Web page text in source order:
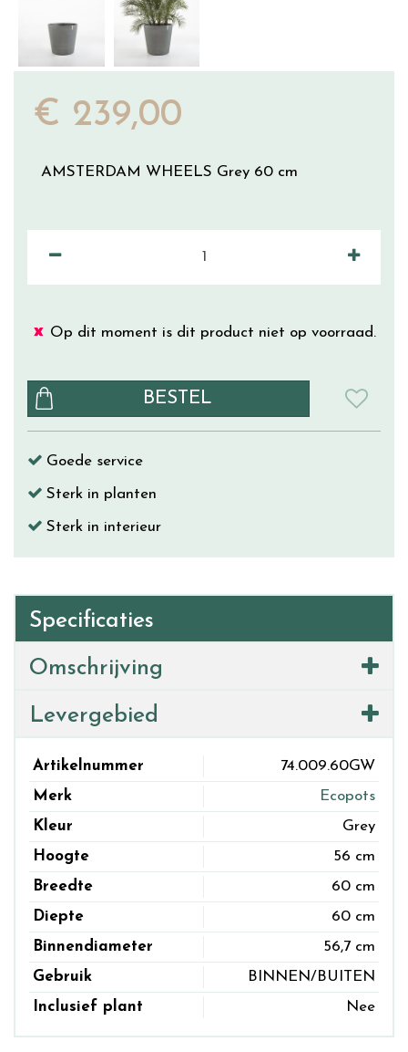
€ 239,00
AMSTERDAM WHEELS Grey 60 cm
Op dit moment is dit product niet op voorraad.
Goede service
Sterk in planten
Sterk in interieur
Specificaties
Omschrijving
Levergebied
Artikelnummer
74.009.60GW
Merk
Ecopots
Kleur
Grey
Hoogte
56 cm
Breedte
60 cm
Diepte
60 cm
Binnendiameter
56,7 cm
Gebruik
BINNEN/BUITEN
Inclusief plant
Nee